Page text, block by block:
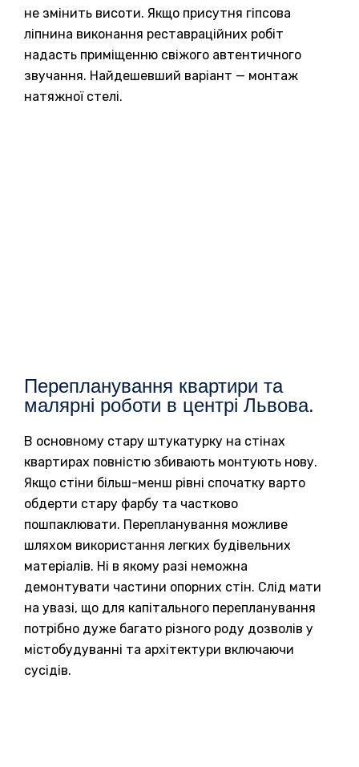
не змінить висоти. Якщо присутня гіпсова
ліпнина виконання реставраційних робіт
надасть приміщенню свіжого автентичного
звучання. Найдешевший варіант — монтаж
натяжної стелі.
Перепланування квартири та
малярні роботи в центрі Львова.
В основному стару штукатурку на стінах
квартирах повністю збивають монтують нову.
Якщо стіни більш-менш рівні спочатку варто
обдерти стару фарбу та частково
пошпаклювати. Перепланування можливе
шляхом використання легких будівельних
матеріалів. Ні в якому разі неможна
демонтувати частини опорних стін. Слід мати
на увазі, що для капітального перепланування
потрібно дуже багато різного роду дозволів у
містобудуванні та архітектури включаючи
сусідів.